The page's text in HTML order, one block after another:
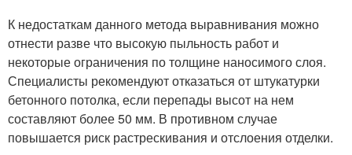
К недостаткам данного метода выравнивания можно
отнести разве что высокую пыльность работ и
некоторые ограничения по толщине наносимого слоя.
Специалисты рекомендуют отказаться от штукатурки
бетонного потолка, если перепады высот на нем
составляют более 50 мм. В противном случае
повышается риск растрескивания и отслоения отделки.